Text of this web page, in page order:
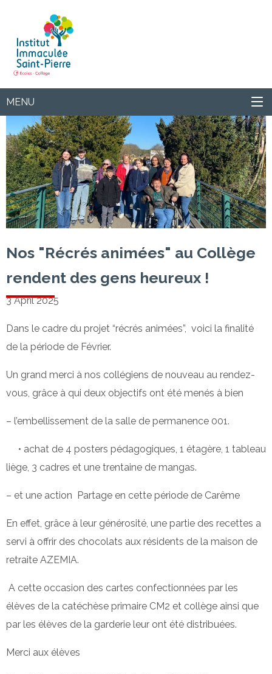
Institut
MENU
Nos "Récrés animées" au Collège
rendent des gens heureux !
3 April 2025
Dans le cadre du projet “récrés animées”, voici la finalité
de la période de Février.
Un grand merci à nos collégiens de nouveau au rendez-
vous, grâce à qui deux objectifs ont été menés à bien
– l’embellissement de la salle de permanence 001.
• achat de 4 posters pédagogiques, 1 étagère, 1 tableau
liège, 3 cadres et une trentaine de mangas.
– et une action Partage en cette période de Carême
En effet, grâce à leur générosité, une partie des recettes a
servi à offrir des chocolats aux résidents de la maison de
retraite AZEMIA.
A cette occasion des cartes confectionnées par les
élèves de la catéchèse primaire CM2 et collège ainsi que
par les élèves de la garderie leur ont été distribuées.
Merci aux élèves